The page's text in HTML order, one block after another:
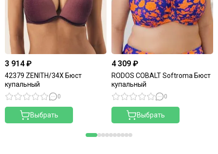
3 914 ₽
42379 ZENITH/34X Бюст
купальный
0
Выбрать
4 309 ₽
RODOS COBALT Softroma Бюст
купальный
0
Выбрать